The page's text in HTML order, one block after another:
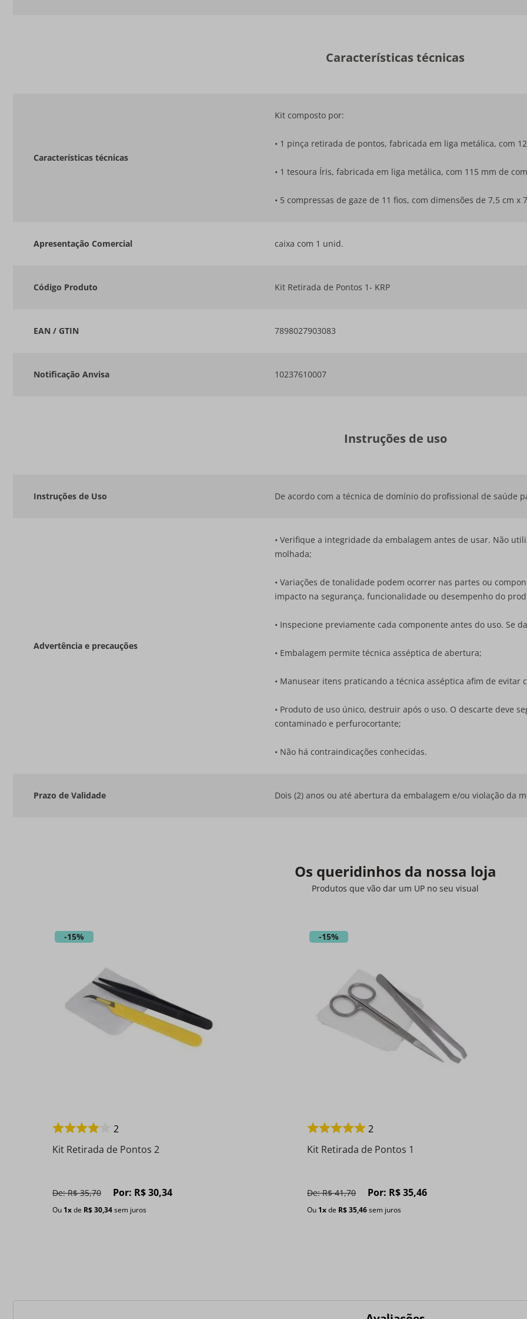
Características técnicas
Características técnicas
Kit composto por:
• 1 pinça retirada de pontos, fabricada em liga metálica, com
• 1 tesoura Íris, fabricada em liga metálica, com 115 mm de
• 5 compressas de gaze de 11 fios, com dimensões de 7,5 cm x
Apresentação Comercial caixa com 1 unid.
Código Produto Kit Retirada de Pontos 1- KRP
EAN / GTIN 7898027903083
Notificação Anvisa 10237610007
Instruções de uso
Instruções de Uso De acordo com a técnica de domínio do profissional de saúde
Advertência e precauções
• Verifique a integridade da embalagem antes de usar. Não
molhada;
• Variações de tonalidade podem ocorrer nas partes ou
impacto na segurança, funcionalidade ou desempenho do
• Inspecione previamente cada componente antes do uso. Se
• Embalagem permite técnica asséptica de abertura;
• Manusear itens praticando a técnica asséptica afim de evitar
• Produto de uso único, destruir após o uso. O descarte deve
contaminado e perfurocortante;
• Não há contraindicações conhecidas.
Prazo de Validade Dois (2) anos ou até abertura da embalagem e/ou violação da
Os queridinhos da nossa loja
Produtos que vão dar um UP no seu visual
-15%
2
Kit Retirada de Pontos 2
De:R$ 35,70 Por: R$30,34
Ou 1xde R$30,34sem juros
-15%
2
Kit Retirada de Pontos 1
De:R$ 41,70 Por: R$35,46
Ou 1xde R$35,46sem juros